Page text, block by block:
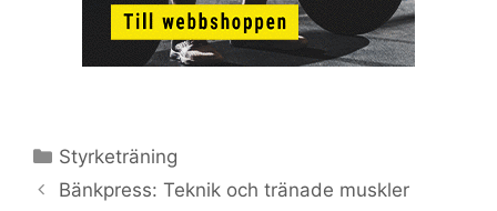
Kategorier
Styrketräning
Bänkpress: Teknik och tränade muskler